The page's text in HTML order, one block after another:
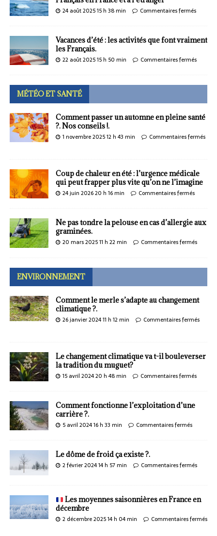
24 août 2025 15 h 38 min Commentaires fermés
Vacances d’été : les activités que font vraiment
les Français.
22 août 2025 15 h 50 min Commentaires fermés
MÉTÉO ET SANTÉ
Comment passer un automne en pleine santé
?. Nos conseils !.
1 novembre 2025 12 h 43 min Commentaires fermés
Coup de chaleur en été : l’urgence médicale
qui peut frapper plus vite qu’on ne l’imagine
24 juin 2026 20 h 16 min Commentaires fermés
Ne pas tondre la pelouse en cas d’allergie aux
graminées.
20 mars 2025 11 h 22 min Commentaires fermés
ENVIRONNEMENT
Comment le merle s’adapte au changement
climatique ?.
26 janvier 2024 11 h 12 min Commentaires fermés
Le changement climatique va t-il bouleverser
la tradition du muguet?
15 avril 2024 20 h 48 min Commentaires fermés
Comment fonctionne l’exploitation d’une
carrière ?.
5 avril 2024 16 h 33 min Commentaires fermés
Le dôme de froid ça existe ?.
2 février 2024 14 h 57 min Commentaires fermés
Les moyennes saisonnières en France en
décembre
2 décembre 2025 14 h 04 min Commentaires fermés